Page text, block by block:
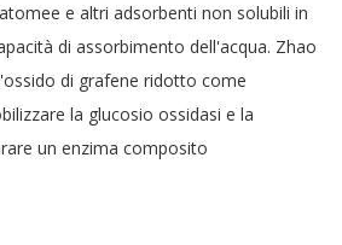
e altri adsorbenti non solubili in
di assorbimento dell'acqua. Zhao
di grafene ridotto come
la glucosio ossidasi e la
un enzima composito